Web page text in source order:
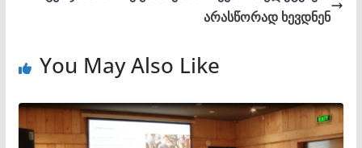
არასწორად ხევდნენ
You May Also Like